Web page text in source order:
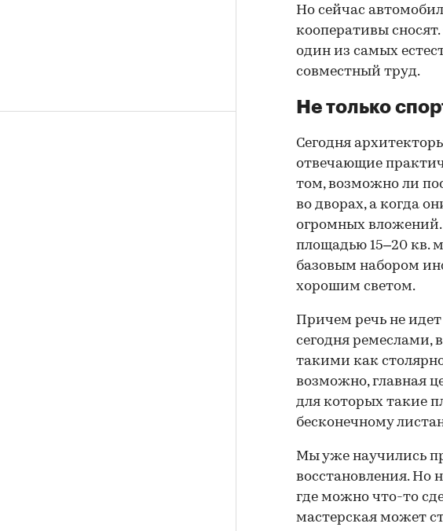
Но сейчас
кооперативы
один из самых
совместный труд.
Не только
Сегодня
отвечающие
том, возможно ли
во дворах, а когда
огромных
площадью 15–20 кв.
базовым набором
хорошим светом.
Причем речь не
сегодня ремеслами,
такими как
возможно, главная
для которых такие
бесконечному
Мы уже научились
восстановления. Но
где можно что-то
мастерская может